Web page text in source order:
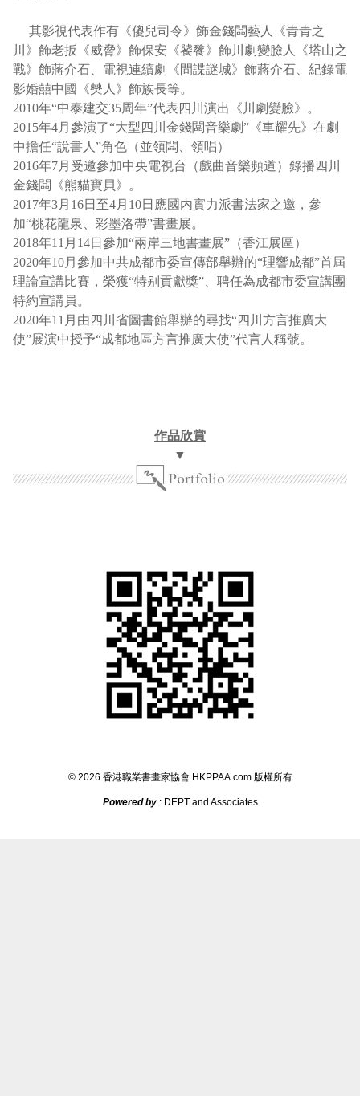
其影視代表作有《傻兒司令》飾金錢闆藝人《青青之
川》飾老扳《威脅》飾保安《饕餮》飾川劇變臉人《塔山之
戰》飾蔣介石、電視連續劇《間諜謎城》飾蔣介石、紀錄電
影婚囍中國《僰人》飾族長等。
2010年“中泰建交35周年”代表四川演出《川劇變臉》。
2015年4月參演了“大型四川金錢闆音樂劇”《車耀先》在劇
中擔任“說書人”角色（並領闆、領唱）
2016年7月受邀參加中央電視台（戲曲音樂頻道）錄播四川
金錢闆《熊貓寶貝》。
2017年3月16日至4月10日應國内實力派書法家之邀，參
加“桃花龍泉、彩墨洛帶”書畫展。
2018年11月14日參加“兩岸三地書畫展”（香江展區）
2020年10月參加中共成都市委宣傳部舉辦的“理響成都”首屆
理論宣講比賽，榮獲“特别貢獻獎”、聘任為成都市委宣講團
特約宣講員。
2020年11月由四川省圖書館舉辦的尋找“四川方言推廣大
使”展演中授予“成都地區方言推廣大使”代言人稱號。
作品欣賞
▼
© 2026 香港職業書畫家協會 HKPPAA.com 版權所有
Powered by: DEPT and Associates